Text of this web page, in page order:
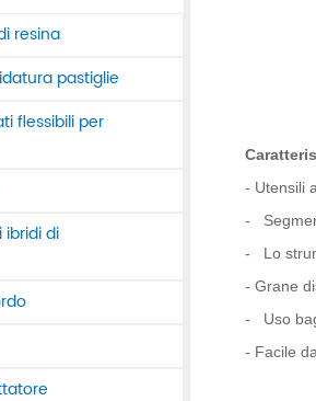
resina
pastiglie
flessibili per
di
- Utensili
-
- Lo
- Grane
- Uso
- Facile